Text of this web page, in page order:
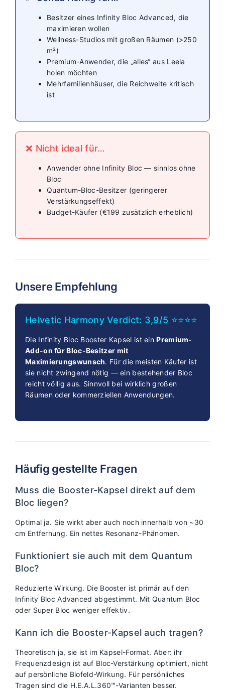
Besitzer eines Infinity Bloc Advanced, die
maximieren wollen
Wellness-Studios mit großen Räumen (>250
m²)
Premium-Anwender, die „alles“ aus Leela
holen möchten
Mehrfamilienhäuser, die Reichweite kritisch
ist
❌ Nicht ideal für…
Anwender ohne Infinity Bloc — sinnlos ohne
Bloc
Quantum-Bloc-Besitzer (geringerer
Verstärkungseffekt)
Budget-Käufer (€199 zusätzlich erheblich)
Unsere Empfehlung
Helvetic Harmony Verdict: 3,9/5 ⭐⭐⭐⭐
Die Infinity Bloc Booster Kapsel ist einPremium-
Add-on für Bloc-Besitzer mit
Maximierungswunsch. Für die meisten Käufer ist
sie nicht zwingend nötig — ein bestehender Bloc
reicht völlig aus. Sinnvoll bei wirklich großen
Räumen oder kommerziellen Anwendungen.
Häufig gestellte Fragen
Muss die Booster-Kapsel direkt auf dem
Bloc liegen?
Optimal ja. Sie wirkt aber auch noch innerhalb von ~30
cm Entfernung. Ein nettes Resonanz-Phänomen.
Funktioniert sie auch mit dem Quantum
Bloc?
Reduzierte Wirkung. Die Booster ist primär auf den
Infinity Bloc Advanced abgestimmt. Mit Quantum Bloc
oder Super Bloc weniger effektiv.
Kann ich die Booster-Kapsel auch tragen?
Theoretisch ja, sie ist im Kapsel-Format. Aber: ihr
Frequenzdesign ist auf Bloc-Verstärkung optimiert, nicht
auf persönliche Biofeld-Wirkung. Für persönliches
Tragen sind die H.E.A.L.360™-Varianten besser.